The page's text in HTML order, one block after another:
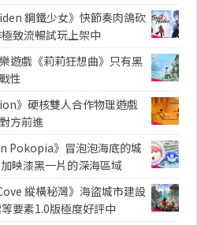
鋼鐵少女》快節奏肉鴿砍
致流暢試玩上架中
遊戲《莉莉狂想曲》只有黑
性
》硬核雙人合作物理遊戲
方前進
Pokopia》冒泡泡海底的城
映漆黑一片的深海區域
縱橫秘灣》海盜城市建設
要素1.0版極度好評中